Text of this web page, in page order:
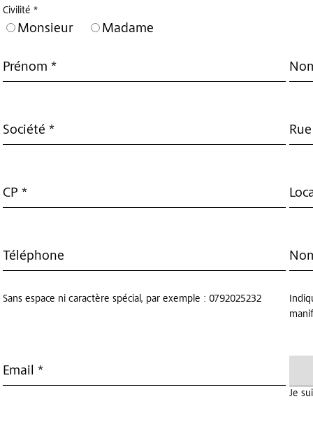
Civilité *
Monsieur Madame
Prénom *
Société *
CP *
Téléphone
Sans espace ni caractère spécial, par exemple : 0792025232
Email *
Je